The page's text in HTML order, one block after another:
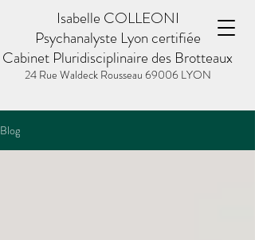
Isabelle COLLEONI
Psychanalyste Lyon certifiée
Cabinet Pluridisciplinaire des Brotteaux
24 Rue Waldeck Rousseau 69006 LYON
Blog